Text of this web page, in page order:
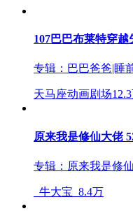
107巴巴布莱特穿越
专辑： 巴巴爸爸|睡
天马座动画剧场
原来我是修仙大佬
专辑： 原来我是修
_牛大宝_ 8.4万